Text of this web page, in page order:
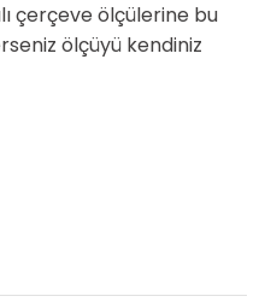
çerçeve ölçülerine bu
ölçüyü kendiniz